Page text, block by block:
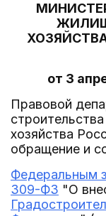
от 3
Правовой
хозяйства
обращение и
Федеральным
309-ФЗ "О